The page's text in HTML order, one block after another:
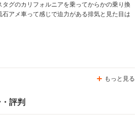
2260～
タグのカリフォルニアを乗ってからかの乗り換
石アメ車って感じで迫力がある排気と見た目は
もっと見る
評判